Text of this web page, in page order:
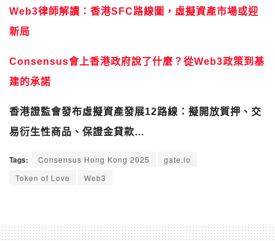
Web3律師解讀：香港SFC路線圖，虛擬資產市場或迎
新局
Consensus會上香港政府說了什麼？從Web3政策到基
建的承諾
香港證監會發布虛擬資產發展12路線：擬開放質押、交
易衍生性商品、保證金貸款…
Tags: Consensus Hong Kong 2025
gate.io
Token of Love
Web3